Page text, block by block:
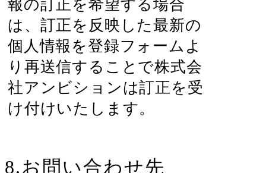
報の訂正を希望する場合
は、訂正を反映した最新の
個人情報を登録フォームよ
り再送信することで株式会
社アンビションは訂正を受
け付けいたします。
8.お問い合わせ先